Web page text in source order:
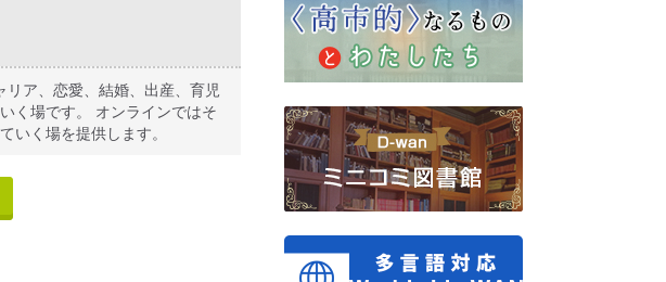
ア、恋愛、結婚、出産、育児
く場です。 オンラインではそ
いく場を提供します。